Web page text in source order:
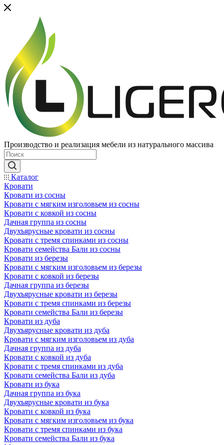
Производство и реализация мебели из натурального массива
Каталог
Кровати
Кровати из сосны
Кровати с мягким изголовьем из сосны
Кровати с ковкой из сосны
Дачная группа из сосны
Двухъярусные кровати из сосны
Кровати с тремя спинками из сосны
Кровати семейства Бали из сосны
Кровати из березы
Кровати с мягким изголовьем из березы
Кровати с ковкой из березы
Дачная группа из березы
Двухъярусные кровати из березы
Кровати с тремя спинками из березы
Кровати семейства Бали из березы
Кровати из дуба
Двухъярусные кровати из дуба
Кровати с мягким изголовьем из дуба
Дачная группа из дуба
Кровати с ковкой из дуба
Кровати с тремя спинками из дуба
Кровати семейства Бали из дуба
Кровати из бука
Дачная группа из бука
Двухъярусные кровати из бука
Кровати с ковкой из бука
Кровати с мягким изголовьем из бука
Кровати с тремя спинками из бука
Кровати семейства Бали из бука